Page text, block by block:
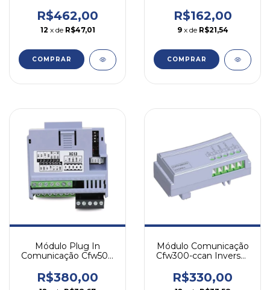
d Weg
R$462,00
12 x de R$47,01
COMPRAR
Weg
R$162,00
9 x de R$21,54
COMPRAR
Módulo Plug In
Comunicação Cfw500
Weg
R$380,00
Módulo Comunicação
Cfw300-ccan Inversor
R$330,00